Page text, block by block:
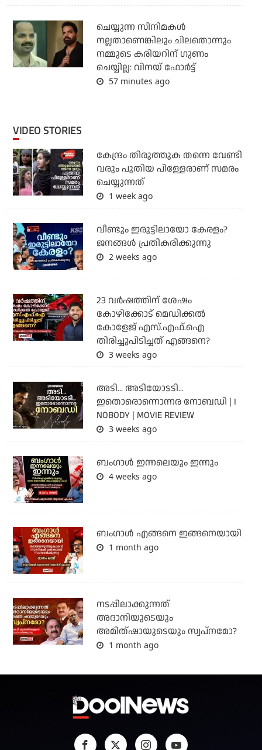
ചെയ്യുന്ന സിനിമകൾ
നല്ലതാണെങ്കിലും ചിലതൊന്നും
നമ്മുടെ കരിയറിന് ഗുണം
ചെയ്യില്ല: വിനയ് ഫോർട്ട്
57 minutes ago
VIDEO STORIES
കേന്ദ്രം തിരുത്തുക തന്നെ വേണ്ടി
വരും പുതിയ പിള്ളേരാണ് സമരം
ചെയ്യുന്നത്
1 week ago
വീണ്ടും ഇരുട്ടിലായോ കേരളം?
ജനങ്ങൾ പ്രതികരിക്കുന്നു
2 weeks ago
23 വർഷത്തിന് ശേഷം
കോഴിക്കോട് മെഡിക്കൽ
കോളേജ് എസ്.എഫ്.ഐ
തിരിച്ചുപിടിച്ചത് എങ്ങനെ?
3 weeks ago
അടി... അടിയോടടി...
ഇതൊരൊന്നൊന്നര നോബഡി | I
NOBODY | MOVIE REVIEW
3 weeks ago
ബംഗാള്‍ ഇന്നലെയും ഇന്നും
4 weeks ago
ബം​ഗാൾ എങ്ങനെ ഇങ്ങനെയായി
1 month ago
നടപ്പിലാക്കുന്നത്
അദാനിയുടെയും
അമിത്ഷായുടെയും സ്വപ്നമോ?
1 month ago